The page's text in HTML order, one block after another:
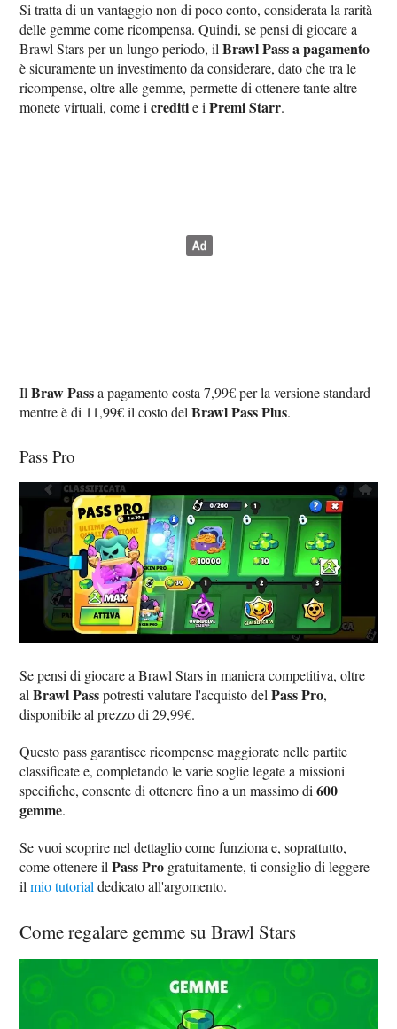
Si tratta di un vantaggio non di poco conto, considerata la rarità
delle gemme come ricompensa. Quindi, se pensi di giocare a
Brawl Stars per un lungo periodo, ilBrawl Pass a pagamento
è sicuramente un investimento da considerare, dato che tra le
ricompense, oltre alle gemme, permette di ottenere tante altre
monete virtuali, come icreditie iPremi Starr.
IlBraw Passa pagamento costa 7,99€ per la versione standard
mentre è di 11,99€ il costo delBrawl Pass Plus.
Pass Pro
Se pensi di giocare a Brawl Stars in maniera competitiva, oltre
alBrawl Passpotresti valutare l'acquisto delPass Pro,
disponibile al prezzo di 29,99€.
Questo pass garantisce ricompense maggiorate nelle partite
classificate e, completando le varie soglie legate a missioni
specifiche, consente di ottenere fino a un massimo di600
gemme.
Se vuoi scoprire nel dettaglio come funziona e, soprattutto,
come ottenere ilPass Pro gratuitamente, ti consiglio di leggere
ilmio tutorial dedicato all'argomento.
Come regalare gemme su Brawl Stars